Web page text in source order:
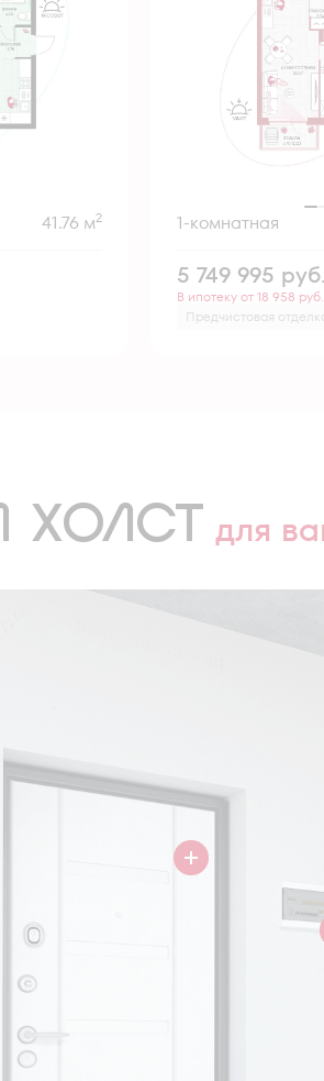
41.76 м2 1-комнатная
5 749 995 руб.
В ипотеку от 18 958
Предчистовая
ХОЛСТ для